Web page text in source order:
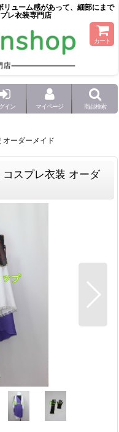
ューム感があって、細部にまで
レ衣装専門店
カート
イン マイページ 商品検索
オーダーメイド
スプレ衣装 オーダ